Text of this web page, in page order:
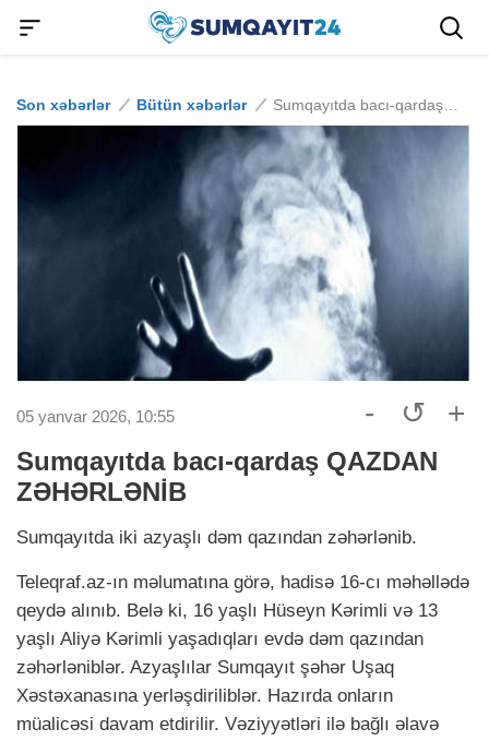
Son xəbərlər Bütün xəbərlər
05 yanvar 2026, 10:55 - ↺ +
Sumqayıtda bacı-qardaş QAZDAN
ZƏHƏRLƏNİB
Sumqayıtda iki azyaşlı dəm qazından zəhərlənib.
Teleqraf.az-ın məlumatına görə, hadisə 16-cı məhəllədə
qeydə alınıb. Belə ki, 16 yaşlı Hüseyn Kərimli və 13
yaşlı Aliyə Kərimli yaşadıqları evdə dəm qazından
zəhərləniblər. Azyaşlılar Sumqayıt şəhər Uşaq
Xəstəxanasına yerləşdiriliblər. Hazırda onların
müalicəsi davam etdirilir. Vəziyyətləri ilə bağlı əlavə